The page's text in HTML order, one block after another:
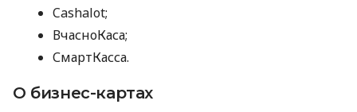
Cashalot;
ВчасноКаса;
СмартКасса.
О бизнес-картах